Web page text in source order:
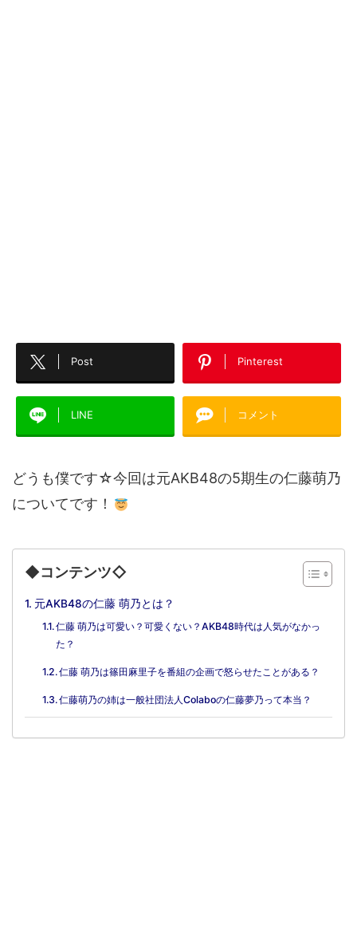
Post Pinterest
LINE コメント
どうも僕です☆今回は元AKB48の5期生の仁藤萌乃
についてです！
◆コンテンツ◇
元AKB48の仁藤 萌乃とは？
仁藤 萌乃は可愛い？可愛くない？AKB48時代は人気がなかっ
た？
仁藤 萌乃は篠田麻里子を番組の企画で怒らせたことがある？
仁藤萌乃の姉は一般社団法人Colaboの仁藤夢乃って本当？